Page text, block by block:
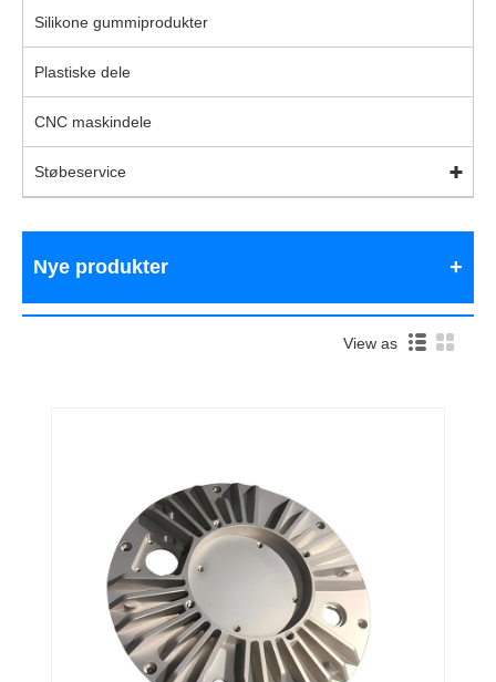
Silikone gummiprodukter
Plastiske dele
CNC maskindele
Støbeservice
Nye produkter
View as